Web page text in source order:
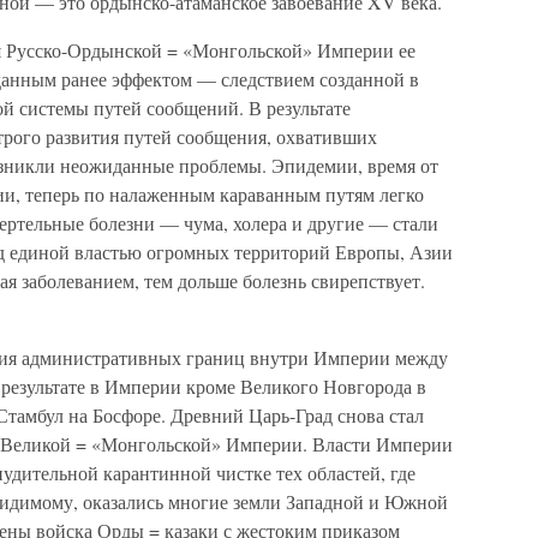
Русско-Ордынской = «Монгольской» Империи ее
ранее эффектом — следствием созданной в
системы путей сообщений. В результате
развития путей сообщения, охвативших
неожиданные проблемы. Эпидемии, время от
теперь по налаженным караванным путям легко
болезни — чума, холера и другие — стали
единой властью огромных территорий Европы, Азии
тем дольше болезнь свирепствует.
административных границ внутри Империи между
в Империи кроме Великого Новгорода в
на Босфоре. Древний Царь-Град снова стал
= «Монгольской» Империи. Власти Империи
карантинной чистке тех областей, где
оказались многие земли Западной и Южной
войска Орды = казаки с жестоким приказом